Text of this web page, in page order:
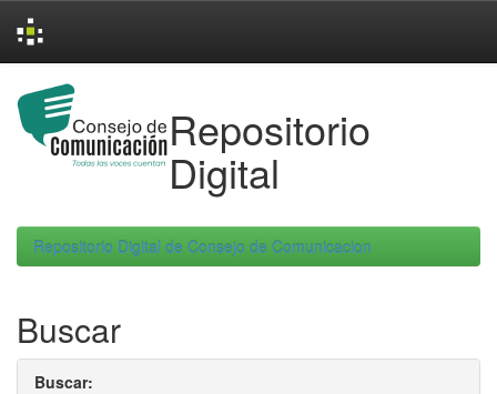
navigation
Repositorio
Digital
Repositorio Digital de Consejo de Comunicacion
Buscar
Buscar: